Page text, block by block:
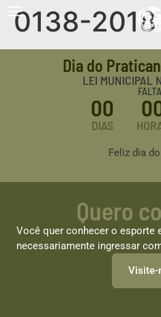
0138-2018
Dia do
LEI MUNICIPAL
00
DIAS
Feliz dia
Quero
Você quer conhecer o esporte
necessariamente ingressar
Visite-